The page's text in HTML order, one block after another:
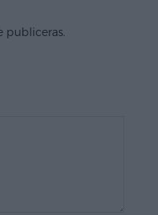
publiceras.